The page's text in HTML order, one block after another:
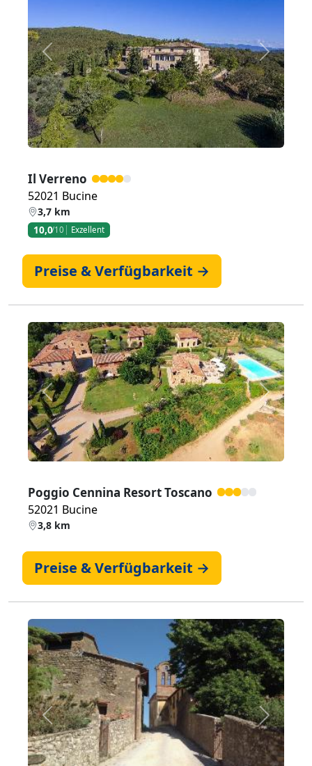
Zurück Weiter
Il Verreno
52021 Bucine
3,7 km
10,0/10 Exzellent
Preise & Verfügbarkeit →
Zurück Weiter
Poggio Cennina Resort Toscano
52021 Bucine
3,8 km
Preise & Verfügbarkeit →
Zurück Weiter